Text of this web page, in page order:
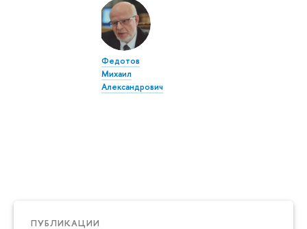
ПУБЛИКАЦИИ
Федотов
Михаил
Александрович